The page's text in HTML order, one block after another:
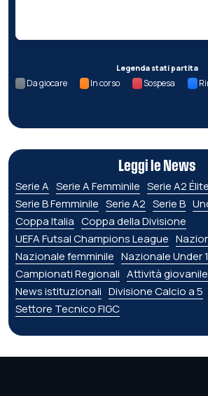
Legenda stati partita
Da giocare In corso Sospesa
Leggi le News
Serie A Serie A Femminile Serie A2 Élite
Serie B Femminile Serie A2 Serie B
Coppa Italia Coppa della Divisione
UEFA Futsal Champions League
Nazionale femminile Nazionale Under
Campionati Regionali Attività giovanile
News istituzionali Divisione Calcio a 5
Settore Tecnico FIGC